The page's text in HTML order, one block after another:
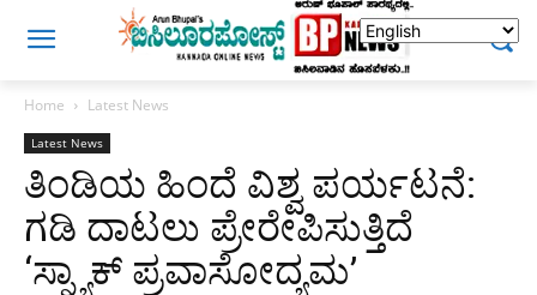
Home Latest News
Latest News
ತಿಂಡಿಯ ಹಿಂದೆ ವಿಶ್ವ ಪರ್ಯಟನೆ:
ಗಡಿ ದಾಟಲು ಪ್ರೇರೇಪಿಸುತ್ತಿದೆ
‘ಸ್ನ್ಯಾಕ್ ಪ್ರವಾಸೋದ್ಯಮ’